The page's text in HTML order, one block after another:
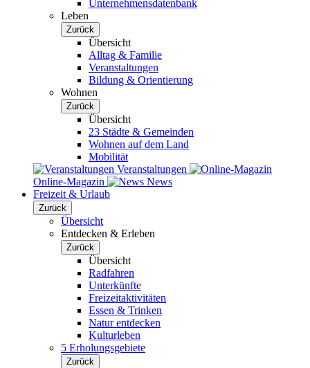
Unternehmensdatenbank
Leben
Zurück
Übersicht
Alltag & Familie
Veranstaltungen
Bildung & Orientierung
Wohnen
Zurück
Übersicht
23 Städte & Gemeinden
Wohnen auf dem Land
Mobilität
Veranstaltungen
Online-Magazin
News
Freizeit & Urlaub
Zurück
Übersicht
Entdecken & Erleben
Zurück
Übersicht
Radfahren
Unterkünfte
Freizeitaktivitäten
Essen & Trinken
Natur entdecken
Kulturleben
5 Erholungsgebiete
Zurück